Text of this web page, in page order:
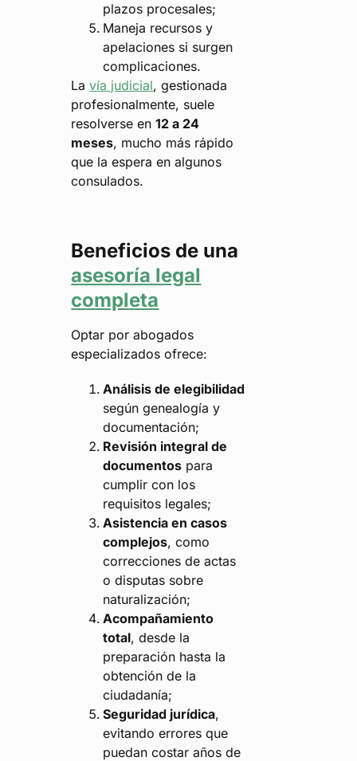
plazos procesales;
Maneja recursos y
apelaciones si surgen
complicaciones.
Lavía judicial, gestionada
profesionalmente, suele
resolverse en12 a 24
meses, mucho más rápido
que la espera en algunos
consulados.
Beneficios de una
asesoría legal
completa
Optar por abogados
especializados ofrece:
Análisis de elegibilidad
según genealogía y
documentación;
Revisión integral de
documentos para
cumplir con los
requisitos legales;
Asistencia en casos
complejos, como
correcciones de actas
o disputas sobre
naturalización;
Acompañamiento
total, desde la
preparación hasta la
obtención de la
ciudadanía;
Seguridad jurídica,
evitando errores que
puedan costar años de